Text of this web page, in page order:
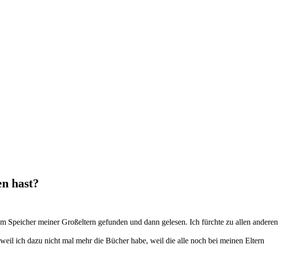
hast?
meiner Großeltern gefunden und dann gelesen. Ich fürchte zu allen anderen
ich dazu nicht mal mehr die Bücher habe, weil die alle noch bei meinen Eltern